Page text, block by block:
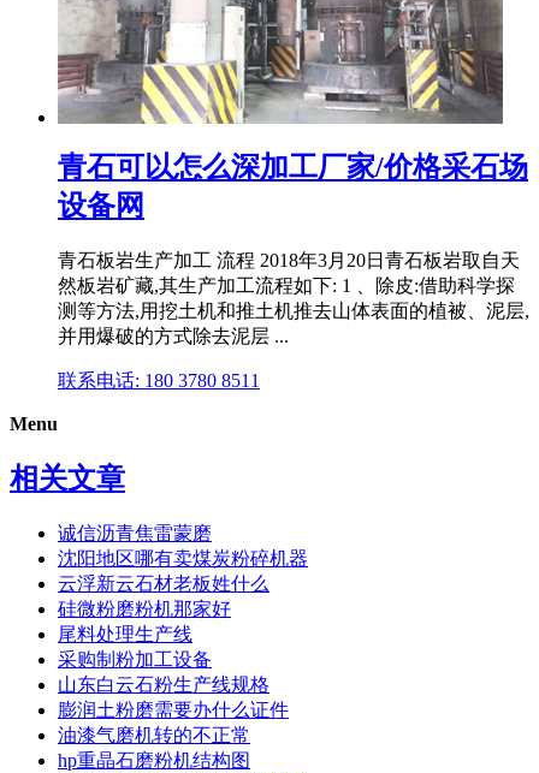
青石可以怎么深加工厂家/价格采石场
设备网
青石板岩生产加工 流程 2018年3月20日青石板岩取自天
然板岩矿藏,其生产加工流程如下: 1 、除皮:借助科学探
测等方法,用挖土机和推土机推去山体表面的植被、泥层,
并用爆破的方式除去泥层 ...
联系电话: 180 3780 8511
Menu
相关文章
诚信沥青焦雷蒙磨
沈阳地区哪有卖煤炭粉碎机器
云浮新云石材老板姓什么
硅微粉磨粉机那家好
尾料处理生产线
采购制粉加工设备
山东白云石粉生产线规格
膨润土粉磨需要办什么证件
油漆气磨机转的不正常
hp重晶石磨粉机结构图